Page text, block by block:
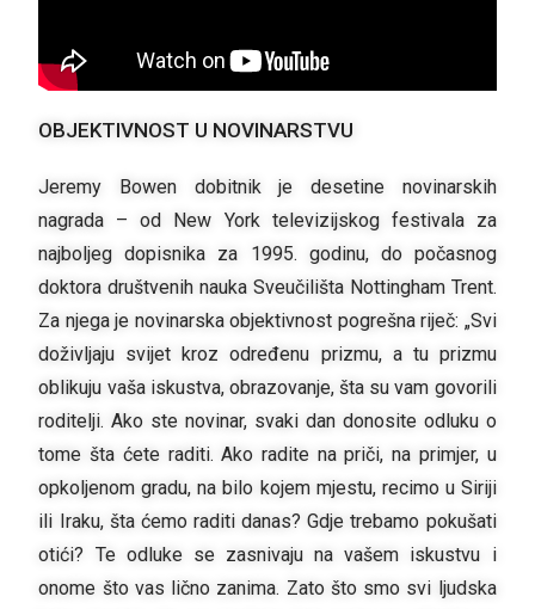
OBJEKTIVNOST U NOVINARSTVU
Jeremy Bowen dobitnik je desetine novinarskih
nagrada – od New York televizijskog festivala za
najboljeg dopisnika za 1995. godinu, do počasnog
doktora društvenih nauka Sveučilišta Nottingham Trent.
Za njega je novinarska objektivnost pogrešna riječ: „Svi
doživljaju svijet kroz određenu prizmu, a tu prizmu
oblikuju vaša iskustva, obrazovanje, šta su vam govorili
roditelji. Ako ste novinar, svaki dan donosite odluku o
tome šta ćete raditi. Ako radite na priči, na primjer, u
opkoljenom gradu, na bilo kojem mjestu, recimo u Siriji
ili Iraku, šta ćemo raditi danas? Gdje trebamo pokušati
otići? Te odluke se zasnivaju na vašem iskustvu i
onome što vas lično zanima. Zato što smo svi ljudska